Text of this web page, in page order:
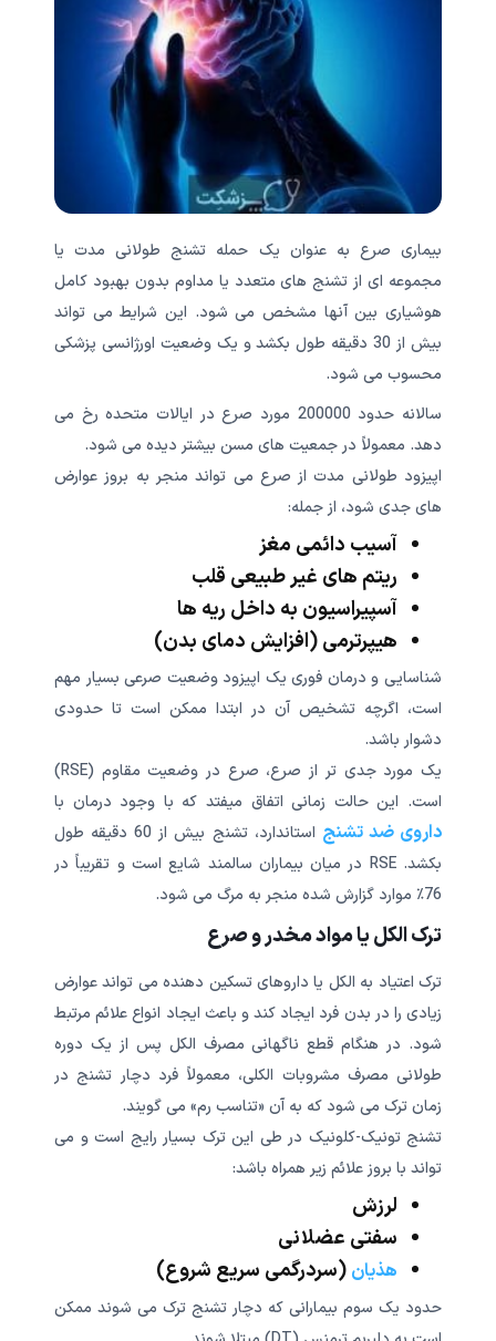
بیماری صرع به عنوان یک حمله تشنج طولانی مدت یا
مجموعه ای از تشنج های متعدد یا مداوم بدون بهبود کامل
هوشیاری بین آنها مشخص می شود. این شرایط می تواند
بیش از 30 دقیقه طول بکشد و یک وضعیت اورژانسی پزشکی
محسوب می شود.
سالانه حدود 200000 مورد صرع در ایالات متحده رخ می
دهد. معمولاً در جمعیت های مسن بیشتر دیده می شود.
اپیزود طولانی مدت از صرع می تواند منجر به بروز عوارض
های جدی شود، از جمله:
آسیب دائمی مغز
ریتم های غیر طبیعی قلب
آسپیراسیون به داخل ریه ها
هیپرترمی (افزایش دمای بدن)
شناسایی و درمان فوری یک اپیزود وضعیت صرعی بسیار مهم
است، اگرچه تشخیص آن در ابتدا ممکن است تا حدودی
دشوار باشد.
یک مورد جدی تر از صرع، صرع در وضعیت مقاوم (RSE)
است. این حالت زمانی اتفاق میفتد که با وجود درمان با
داروی ضد تشنج
استاندارد، تشنج بیش از 60 دقیقه طول
بکشد. RSE در میان بیماران سالمند شایع است و تقریباً در
76٪ موارد گزارش شده منجر به مرگ می شود.
ترک الکل یا مواد مخدر و صرع
ترک اعتیاد به الکل یا داروهای تسکین دهنده می تواند عوارض
زیادی را در بدن فرد ایجاد کند و باعث ایجاد انواع علائم مرتبط
شود. در هنگام قطع ناگهانی مصرف الکل پس از یک دوره
طولانی مصرف مشروبات الکلی، معمولاً فرد دچار تشنج در
زمان ترک می شود که به آن «تناسب رم» می گویند.
تشنج تونیک-کلونیک در طی این ترک بسیار رایج است و می
تواند با بروز علائم زیر همراه باشد:
لرزش
سفتی عضلانی
هذیان (سردرگمی سریع شروع)
حدود یک سوم بیمارانی که دچار تشنج ترک می شوند ممکن